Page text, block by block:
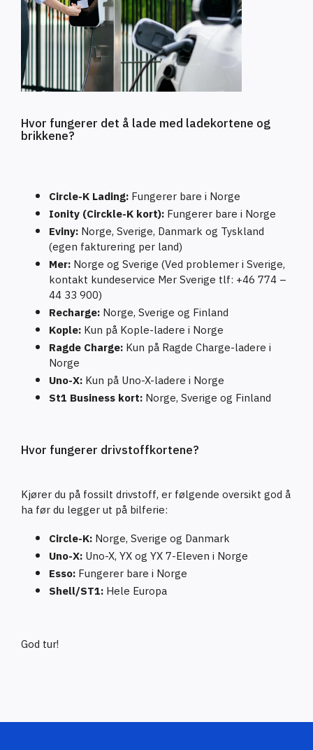
Hvor fungerer det å lade med ladekortene og
brikkene?
Circle-K Lading: Fungerer bare i Norge
Ionity (Circkle-K kort): Fungerer bare i Norge
Eviny: Norge, Sverige, Danmark og Tyskland
(egen fakturering per land)
Mer: Norge og Sverige (Ved problemer i Sverige,
kontakt kundeservice Mer Sverige tlf: +46 774 –
44 33 900)
Recharge: Norge, Sverige og Finland
Kople: Kun på Kople-ladere i Norge
Ragde Charge: Kun på Ragde Charge-ladere i
Norge
Uno-X: Kun på Uno-X-ladere i Norge
St1 Business kort: Norge, Sverige og Finland
Hvor fungerer drivstoffkortene?
Kjører du på fossilt drivstoff, er følgende oversikt god å
ha før du legger ut på bilferie:
Circle-K: Norge, Sverige og Danmark
Uno-X: Uno-X, YX og YX 7-Eleven i Norge
Esso: Fungerer bare i Norge
Shell/ST1: Hele Europa
God tur!